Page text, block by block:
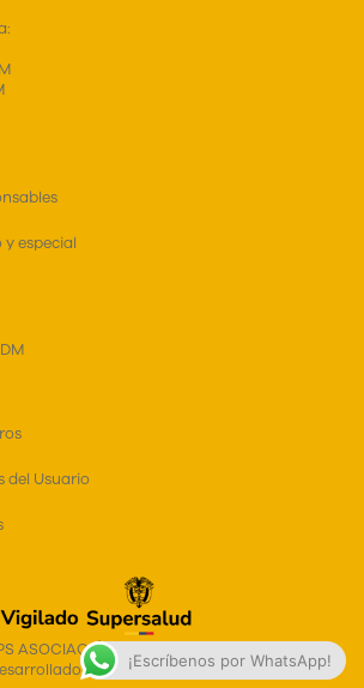
especial
del Usuario
ASOCIACIÓN NIN@S DE PAPEL COLOMBIA,
por AGENCIA GUIDOULLOA
¡Escríbenos por WhatsApp!